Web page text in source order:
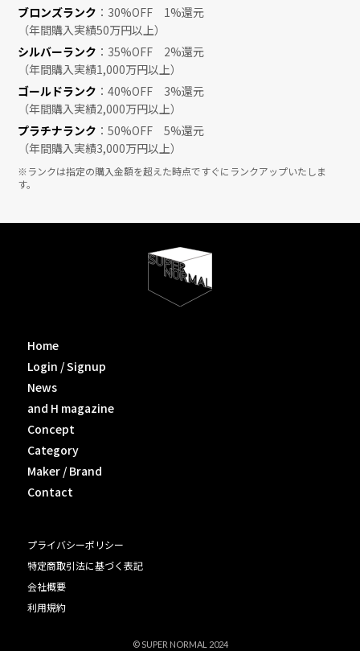
ブロンズランク ：30%OFF 1%還元
（年間購入実績50万円以上）
シルバーランク ：35%OFF 2%還元
（年間購入実績1,000万円以上）
ゴールドランク ：40%OFF 3%還元
（年間購入実績2,000万円以上）
プラチナランク ：50%OFF 5%還元
（年間購入実績3,000万円以上）
※ランクは指定の購入金額を超えた時点ですぐにランクアップいたしま
す。
Home
Login / Signup
News
and H magazine
Concept
Category
Maker / Brand
Contact
プライバシーポリシー
特定商取引法に基づく表記
会社概要
利用規約
© SUPER NORMAL 2024